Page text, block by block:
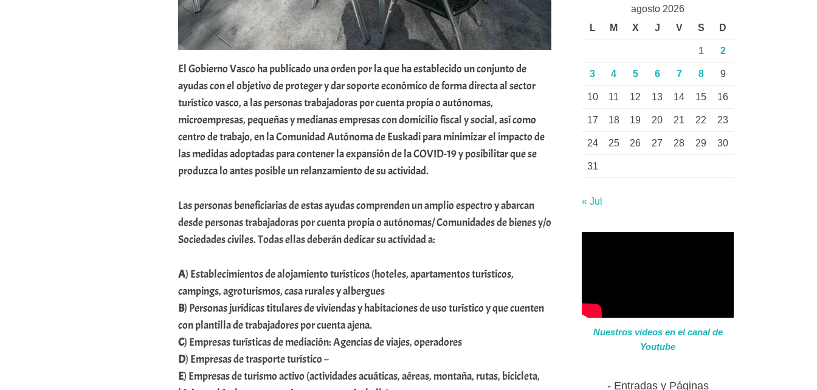
El Gobierno Vasco ha publicado una orden por la que ha establecido un conjunto de
ayudas con el objetivo de proteger y dar soporte económico de forma directa al sector
turístico vasco, a las personas trabajadoras por cuenta propia o autónomas,
microempresas, pequeñas y medianas empresas con domicilio fiscal y social, así como
centro de trabajo, en la Comunidad Autónoma de Euskadi para minimizar el impacto de
las medidas adoptadas para contener la expansión de la COVID-19 y posibilitar que se
produzca lo antes posible un relanzamiento de su actividad.
Las personas beneficiarias de estas ayudas comprenden un amplio espectro y abarcan
desde personas trabajadoras por cuenta propia o autónomas/ Comunidades de bienes y/o
Sociedades civiles. Todas ellas deberán dedicar su actividad a:
A) Establecimientos de alojamiento turísticos (hoteles, apartamentos turísticos,
campings, agroturismos, casa rurales y albergues
B) Personas jurídicas titulares de viviendas y habitaciones de uso turístico y que cuenten
con plantilla de trabajadores por cuenta ajena.
C) Empresas turísticas de mediación: Agencias de viajes, operadores
D) Empresas de trasporte turístico –
E) Empresas de turismo activo (actividades acuáticas, aéreas, montaña, rutas, bicicleta,
agosto 2026
L
M X J V S D
1 2
3 4 5 6 7 8 9
10 11 12 13 14 15 16
17 18 19 20 21 22 23
24 25 26 27 28 29 30
31
« Jul
Nuestros videos en el canal de
Youtube
Entradas y Páginas